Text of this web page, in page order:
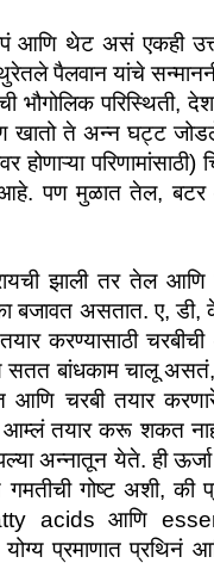
आणि थेट असं एकही
पैलवान यांचे
भौगोलिक परिस्थिती,
खातो ते अन्न घट्ट
होणाऱ्या
आहे. पण मुळात तेल,
झाली तर तेल आणि
बजावत असतात. ए, डी,
करण्यासाठी
सतत बांधकाम चालू
चरबी तयार
तयार करू शकत
अन्नातून येते. ही
गोष्ट अशी, की
acids आणि
योग्य प्रमाणात